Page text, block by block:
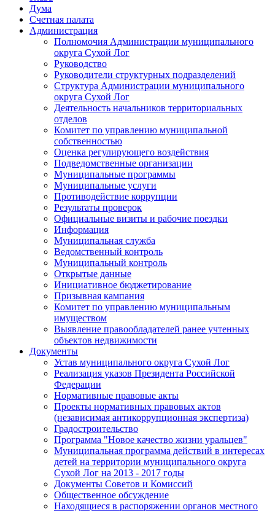
Дума
Счетная палата
Администрация
Полномочия Администрации муниципального
округа Сухой Лог
Руководство
Руководители структурных подразделений
Структура Администрации муниципального
округа Сухой Лог
Деятельность начальников территориальных
отделов
Комитет по управлению муниципальной
собственностью
Оценка регулирующего воздействия
Подведомственные организации
Муниципальные программы
Муниципальные услуги
Противодействие коррупции
Результаты проверок
Официальные визиты и рабочие поездки
Информация
Муниципальная служба
Ведомственный контроль
Муниципальный контроль
Открытые данные
Инициативное бюджетирование
Призывная кампания
Комитет по управлению муниципальным
имуществом
Выявление правообладателей ранее учтенных
объектов недвижимости
Документы
Устав муниципального округа Сухой Лог
Реализация указов Президента Российской
Федерации
Нормативные правовые акты
Проекты нормативных правовых актов
(независимая антикоррупционная экспертиза)
Градостроительство
Программа "Новое качество жизни уральцев"
Муниципальная программа действий в интересах
детей на территории муниципального округа
Сухой Лог на 2013 - 2017 годы
Документы Советов и Комиссий
Общественное обсуждение
Находящиеся в распоряжении органов местного